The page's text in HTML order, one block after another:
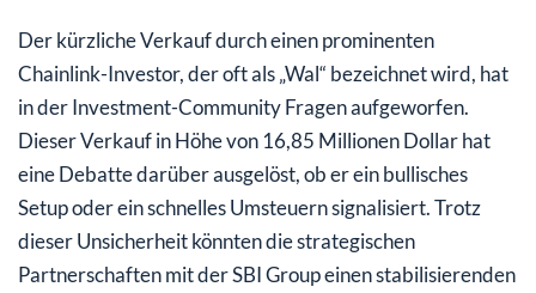
Der kürzliche Verkauf durch einen prominenten
Chainlink-Investor, der oft als „Wal“ bezeichnet wird, hat
in der Investment-Community Fragen aufgeworfen.
Dieser Verkauf in Höhe von 16,85 Millionen Dollar hat
eine Debatte darüber ausgelöst, ob er ein bullisches
Setup oder ein schnelles Umsteuern signalisiert. Trotz
dieser Unsicherheit könnten die strategischen
Partnerschaften mit der SBI Group einen stabilisierenden